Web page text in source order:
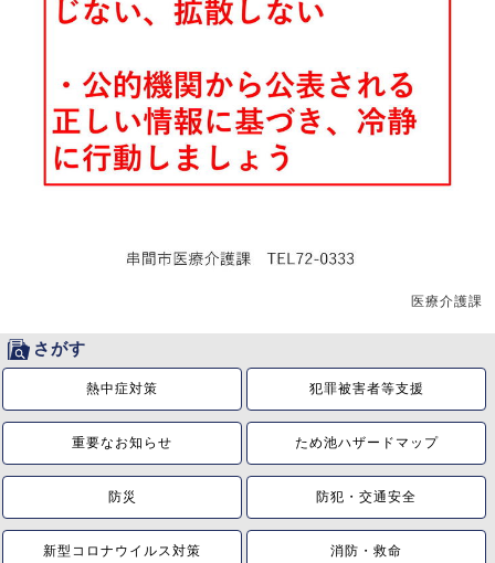
医療介護課
さがす
熱中症対策 犯罪被害者等支援
重要なお知らせ ため池ハザードマップ
防災 防犯・交通安全
新型コロナウイルス対策 消防・救命